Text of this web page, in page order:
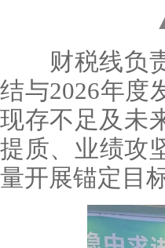
财税线负责
结与2026年度
现存不足及未
提质、业绩攻
量开展锚定目